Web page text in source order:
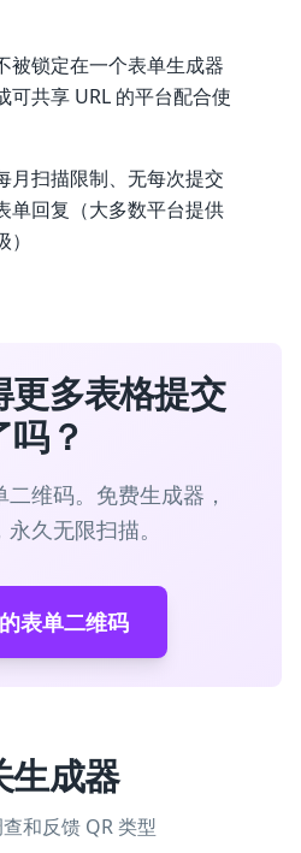
锁定在一个表单生成器
可共享 URL 的平台配合使
扫描限制、无每次提交
单回复（大多数平台提供
更多表格提交
吗？
维码。免费生成器，
久无限扫描。
表单二维码
生成器
和反馈 QR 类型